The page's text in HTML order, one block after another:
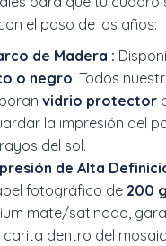
el paso de los años:
de Madera :
o negro. Todos
vidrio protector
la impresión del
del sol.
de Alta
fotográfico de 200 g
mate/satinado,
dentro del